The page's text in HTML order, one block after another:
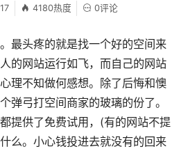
4180热度 0评论
最头疼的就是找一个好的空间来
的网站运行如飞，而自己的网站
理不知做何感想。除了后悔和懊
弹弓打空间商家的玻璃的份了。
提供了免费试用，(有的网站不提
么。小心钱投进去就没有的回来